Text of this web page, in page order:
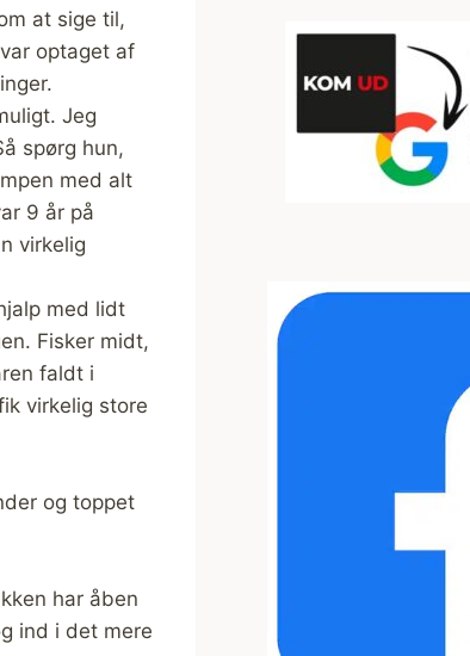
at sige til,
optaget af
Jeg
spørg hun,
med alt
9 år på
virkelig
med lidt
Fisker midt,
faldt i
virkelig store
og toppet
har åben
ind i det mere